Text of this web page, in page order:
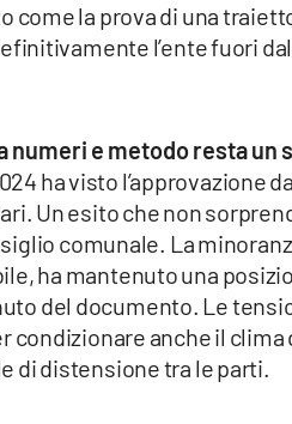
come la prova di una
l’ente fuori
numeri e metodo resta un
ha visto l’approvazione
Un esito che non
comunale. La
ha mantenuto una
del documento. Le
condizionare anche il
di distensione tra le parti.